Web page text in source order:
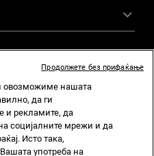
овозможиме нашата
да ги
и рекламите, да
социјалните мрежи и да
Исто така,
употреба на
Продолжете без прифаќање